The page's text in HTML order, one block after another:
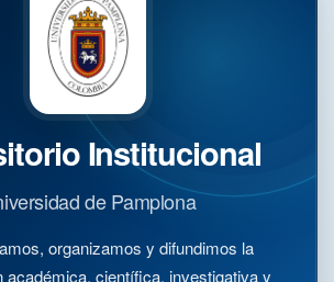
Institucional
de Pamplona
organizamos y difundimos la
académica, científica, investigativa y